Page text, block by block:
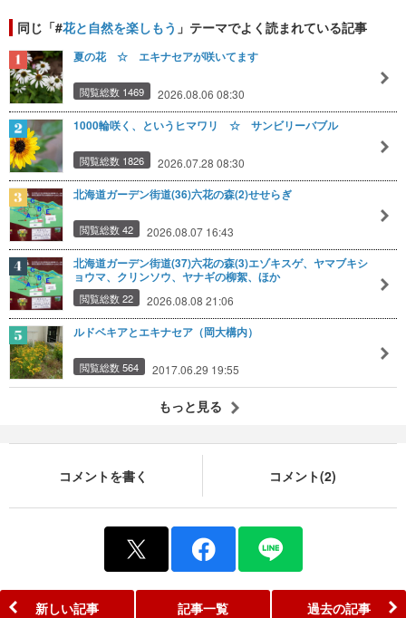
同じ「#花と自然を楽しもう 」テーマでよく読まれている記事
夏の花 ☆ エキナセアが咲いてます
閲覧総数 1469 2026.08.06 08:30
1000輪咲く、というヒマワリ ☆ サンビリーバブル
閲覧総数 1826 2026.07.28 08:30
北海道ガーデン街道(36)六花の森(2)せせらぎ
閲覧総数 42 2026.08.07 16:43
北海道ガーデン街道(37)六花の森(3)エゾキスゲ、ヤマブキシ
ョウマ、クリンソウ、ヤナギの柳絮、ほか
閲覧総数 22 2026.08.08 21:06
ルドベキアとエキナセア（岡大構内）
閲覧総数 564 2017.06.29 19:55
もっと見る
コメントを書く コメント(2)
新しい記事 記事一覧 過去の記事